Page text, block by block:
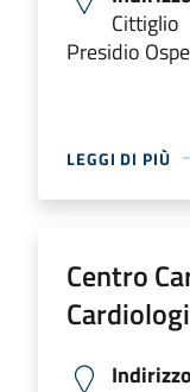
Cittiglio
Presidio
LEGGI DI PIÙ
Centro
Indirizzo